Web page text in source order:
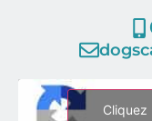
Cliquez